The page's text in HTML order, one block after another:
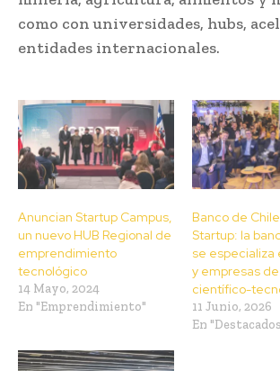
como con universidades, hubs,
entidades internacionales.
Anuncian Startup Campus,
un nuevo HUB Regional de
emprendimiento
tecnológico
14 Mayo, 2024
En "Emprendimiento"
Banco de
Startup: la
se especializa
y empresas
científico-
11 Junio, 2026
En